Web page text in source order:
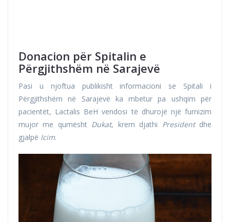
Donacion për Spitalin e
Përgjithshëm në Sarajevë
Pasi u njoftua publikisht informacioni se Spitali i
Përgjithshëm në Sarajevë ka mbetur pa ushqim për
pacientët, Lactalis BeH vendosi të dhurojë një furnizim
mujor me qumësht Dukat, krem djathi Presidentdhe
gjalpë Icim.